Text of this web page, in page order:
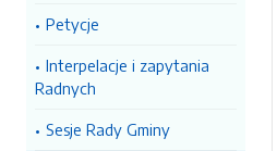
Petycje
Interpelacje i zapytania
Radnych
Sesje Rady Gminy